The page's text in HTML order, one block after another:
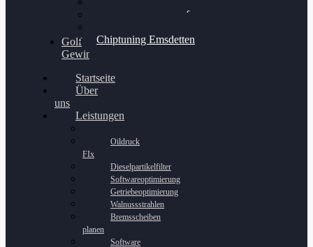
Chiptuning Schüttorf
Chiptuning Emsdetten
Golf
Gewinnspiel
Startseite
Über
uns
Leistungen
Oildruck
FIx
Dieselpartikelfilter
Softwareoptimierung
Getriebeoptimierung
Walnussstrahlen
Bremsscheiben
planen
Software